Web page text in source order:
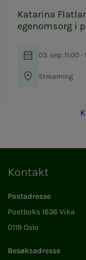
Katarina
egenomsorg i
03. sep. 11:00 -
Streaming
Kontakt
Postadresse
Postboks 1636 Vika
0119 Oslo
Besøksadresse